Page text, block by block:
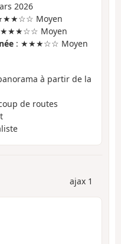
2026
Moyen
★★★☆☆ Moyen
: ★★★☆☆ Moyen
à partir de la
de routes
ajax 1